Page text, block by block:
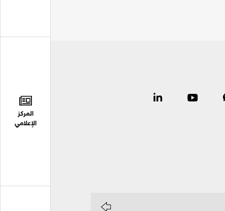
المركز
الإعلامي